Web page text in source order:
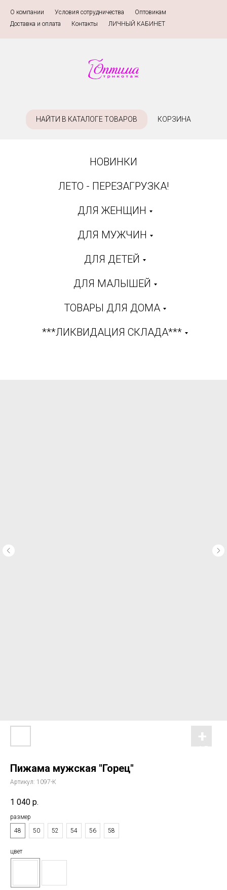
О компании Условия сотрудничества Оптовикам
Доставка и оплата
Контакты ЛИЧНЫЙ КАБИНЕТ
НАЙТИ В КАТАЛОГЕ ТОВАРОВ КОРЗИНА
НОВИНКИ
ЛЕТО - ПЕРЕЗАГРУЗКА!
ДЛЯ ЖЕНЩИН
ДЛЯ МУЖЧИН
ДЛЯ ДЕТЕЙ
ДЛЯ МАЛЫШЕЙ
ТОВАРЫ ДЛЯ ДОМА
***ЛИКВИДАЦИЯ СКЛАДА***
Пижама мужская "Горец"
Артикул: 1097-К
1 040 р.
размер
48
50 52 54 56 58
цвет